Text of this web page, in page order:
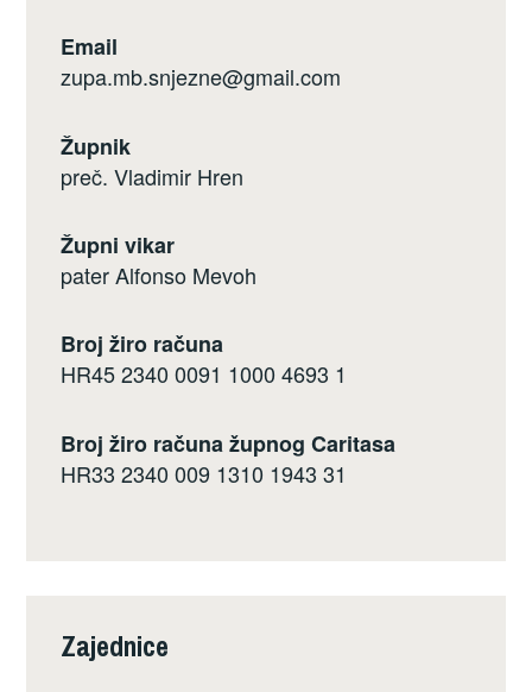
Email
zupa.mb.snjezne@gmail.com
Župnik
preč. Vladimir Hren
Župni vikar
pater Alfonso Mevoh
Broj žiro računa
HR45 2340 0091 1000 4693 1
Broj žiro računa župnog Caritasa
HR33 2340 009 1310 1943 31
Zajednice